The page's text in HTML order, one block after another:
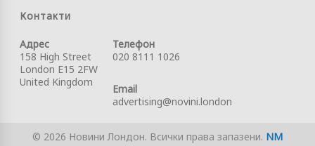
Контакти
Адрес
158 High Street
London E15 2FW
United Kingdom
Телефон
020 8111 1026
Email
advertising@novini.london
© 2026 Новини Лондон. Всички права запазени. NM